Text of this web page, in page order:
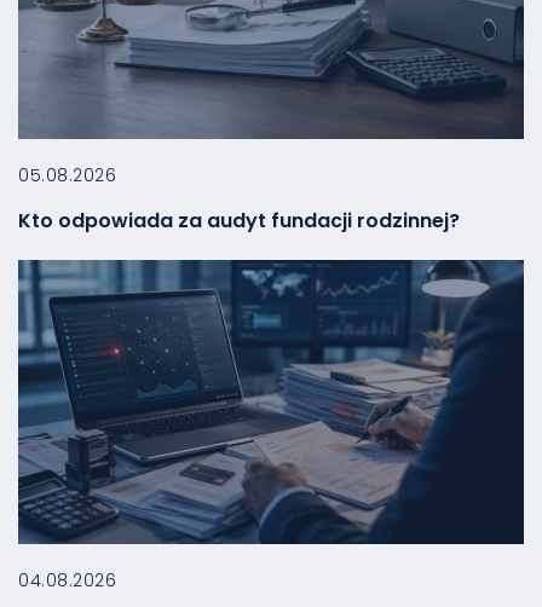
05.08.2026
Kto odpowiada za audyt fundacji rodzinnej?
04.08.2026